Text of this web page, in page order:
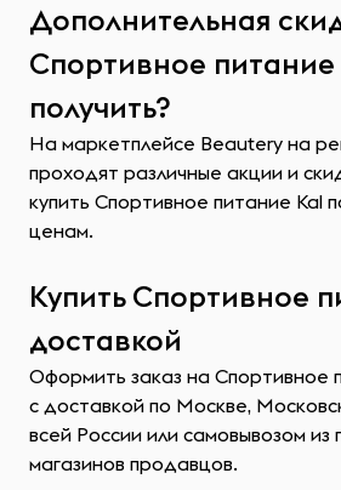
Дополнительная
Спортивное
получить?
На маркетплейсе Beautery на
проходят различные акции и
купить Спортивное питание Kal
ценам.
Купить Спортивное
доставкой
Оформить заказ на Спортивное
с доставкой по Москве,
всей России или самовывозом из
магазинов продавцов.